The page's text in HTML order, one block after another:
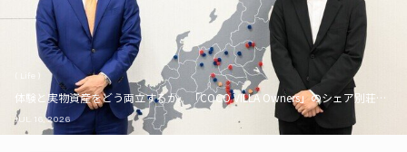
体験と実物資産をどう両立するか。「COCO VILLA Owners」のシェア別荘とい
JUL. 16, 2026